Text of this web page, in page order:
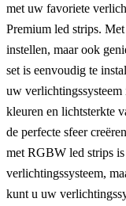
met uw favoriete
Premium led strips.
instellen, maar ook
set is eenvoudig te
uw
kleuren en lichtsterkte
de perfecte sfeer
met RGBW led strips
verlichtingssysteem,
kunt u uw